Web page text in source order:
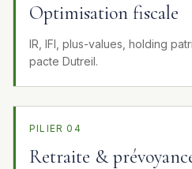
Optimisation fiscale
IR, IFI, plus-values, holding
pacte Dutreil.
PILIER 04
Retraite &